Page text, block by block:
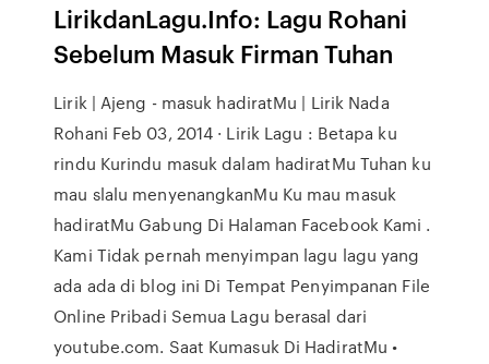
LirikdanLagu.Info: Lagu Rohani
Sebelum Masuk Firman Tuhan
Lirik | Ajeng - masuk hadiratMu | Lirik Nada
Rohani Feb 03, 2014 · Lirik Lagu : Betapa ku
rindu Kurindu masuk dalam hadiratMu Tuhan ku
mau slalu menyenangkanMu Ku mau masuk
hadiratMu Gabung Di Halaman Facebook Kami .
Kami Tidak pernah menyimpan lagu lagu yang
ada ada di blog ini Di Tempat Penyimpanan File
Online Pribadi Semua Lagu berasal dari
youtube.com. Saat Kumasuk Di HadiratMu •